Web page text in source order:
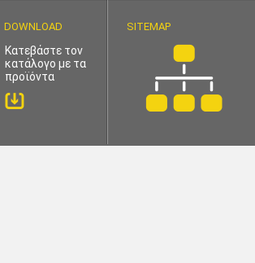
DOWNLOAD
Κατεβάστε τον
κατάλογο με τα
προϊόντα
SITEMAP